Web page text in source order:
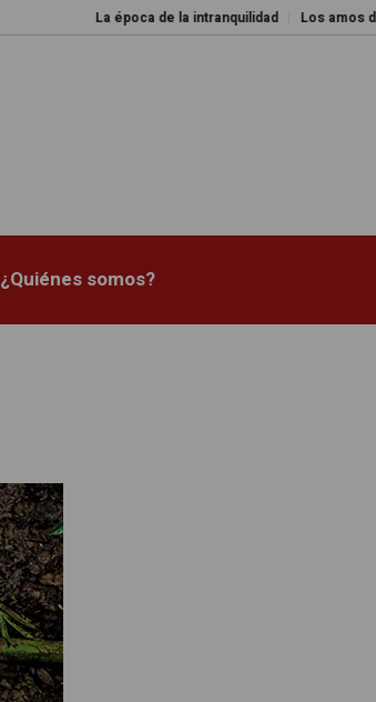
La época de la intranquilidad Los amos del mundo
¿Quiénes somos?